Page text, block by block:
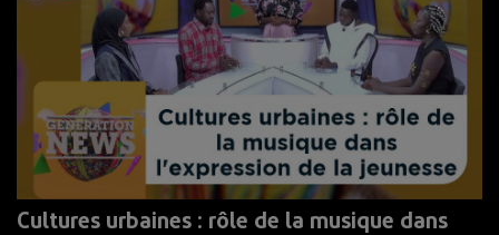
Cultures urbaines : rôle de la musique dans